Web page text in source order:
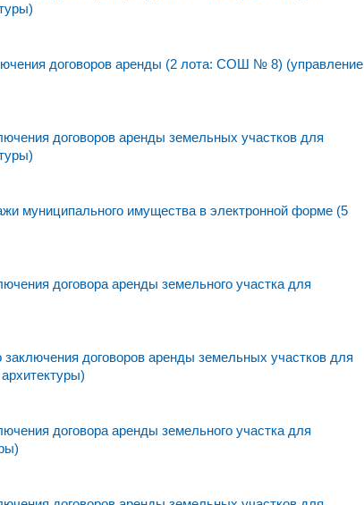
договоров аренды (2 лота: СОШ № 8) (управление
договоров аренды земельных участков для
муниципального имущества в электронной форме (5
договора аренды земельного участка для
договоров аренды земельных участков для
договора аренды земельного участка для